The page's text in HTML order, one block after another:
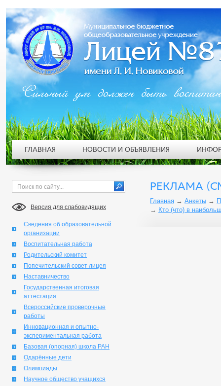
Версия для слабовидящих
Сведения об образовательной
организации
Воспитательная работа
Родительский комитет
Попечительский совет лицея
Наставничество
Государственная итоговая
аттестация
Всероссийские проверочные
работы
Инновационная и опытно-
экспериментальная работа
Базовая (опорная) школа РАН
Одарённые дети
Олимпиады
Научное общество учащихся
РЕКЛАМА
Главная → Анкеты →
→ Кто (что) в
Сильный ум должен быть
ГЛАВНАЯ НОВОСТИ И ОБЪЯВЛЕНИЯ